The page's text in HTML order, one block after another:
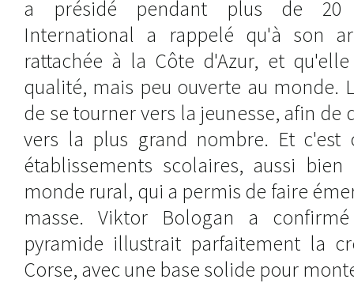
a présidé pendant plus de 20
International a rappelé qu'à son
rattachée à la Côte d'Azur, et
qualité, mais peu ouverte au monde.
de se tourner vers la jeunesse, afin
vers la plus grand nombre. Et c'est
établissements scolaires, aussi
monde rural, qui a permis de faire
masse. Viktor Bologan a
pyramide illustrait parfaitement la
Corse, avec une base solide pour